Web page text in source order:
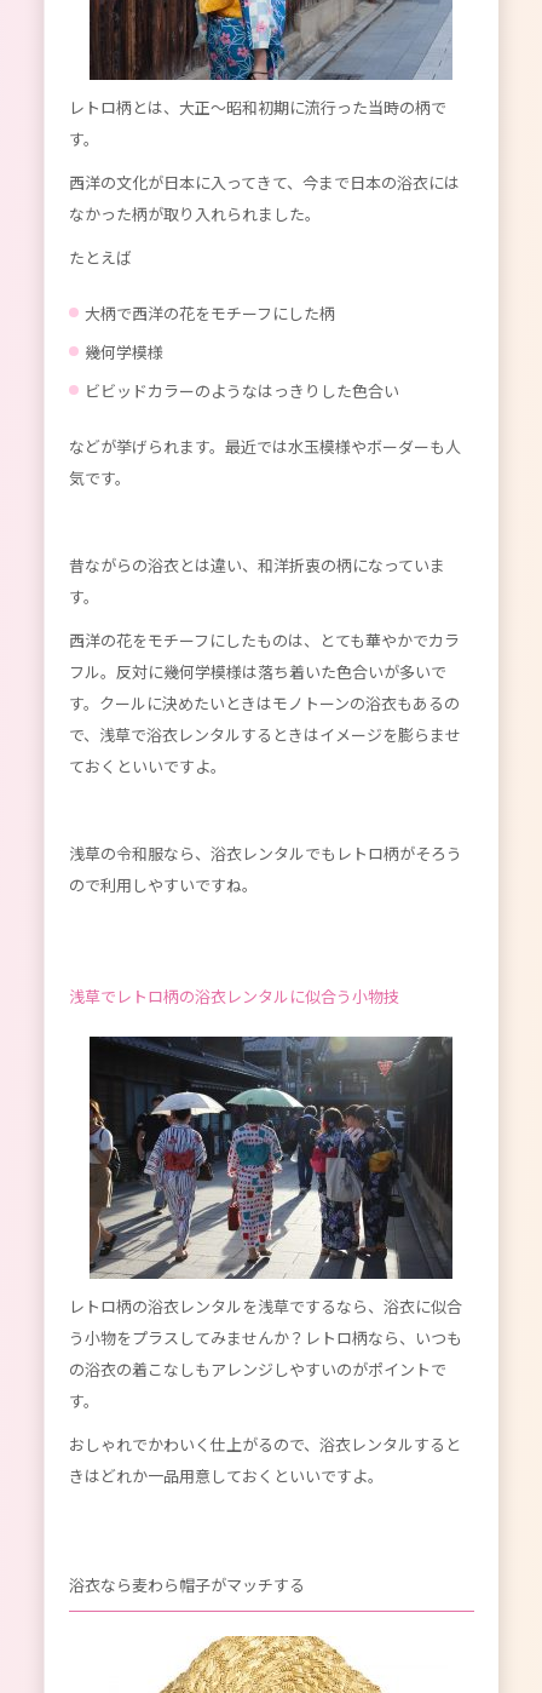
レトロ柄とは、大正～昭和初期に流行った当時の柄で
す。
西洋の文化が日本に入ってきて、今まで日本の浴衣には
なかった柄が取り入れられました。
たとえば
大柄で西洋の花をモチーフにした柄
幾何学模様
ビビッドカラーのようなはっきりした色合い
などが挙げられます。最近では水玉模様やボーダーも人
気です。
昔ながらの浴衣とは違い、和洋折衷の柄になっていま
す。
西洋の花をモチーフにしたものは、とても華やかでカラ
フル。反対に幾何学模様は落ち着いた色合いが多いで
す。クールに決めたいときはモノトーンの浴衣もあるの
で、浅草で浴衣レンタルするときはイメージを膨らませ
ておくといいですよ。
浅草の令和服なら、浴衣レンタルでもレトロ柄がそろう
ので利用しやすいですね。
浅草でレトロ柄の浴衣レンタルに似合う小物技
レトロ柄の浴衣レンタルを浅草でするなら、浴衣に似合
う小物をプラスしてみませんか？レトロ柄なら、いつも
の浴衣の着こなしもアレンジしやすいのがポイントで
す。
おしゃれでかわいく仕上がるので、浴衣レンタルすると
きはどれか一品用意しておくといいですよ。
浴衣なら麦わら帽子がマッチする